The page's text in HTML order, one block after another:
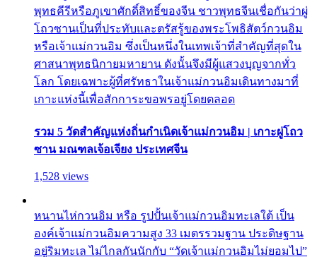
พุทธคีรีหรือภูเขาศักดิ์สิทธิ์ของจีน ชาวพุทธจีนเชื่อกันว่าผู่
โถวซานเป็นที่ประทับและตรัสรู้ของพระโพธิสัตว์กวนอิม
หรือเจ้าแม่กวนอิม ซึ่งเป็นหนึ่งในเทพเจ้าที่สำคัญที่สุดใน
ศาสนาพุทธนิกายมหายาน ดังนั้นจึงมีผู้แสวงบุญจากทั่ว
โลก โดยเฉพาะผู้ที่ศรัทธาในเจ้าแม่กวนอิมเดินทางมาที่
เกาะแห่งนี้เพื่อสักการะขอพรอยู่โดยตลอด
รวม 5 วัดสำคัญแห่งถิ่นกำเนิดเจ้าแม่กวนอิม | เกาะผู่โถว
ซาน มณฑลเจ้อเจียง ประเทศจีน
1,528 views
หนานไห่กวนอิม หรือ รูปปั้นเจ้าแม่กวนอิมทะเลใต้ เป็น
องค์เจ้าแม่กวนอิมความสูง 33 เมตรรวมฐาน ประดิษฐาน
อยู่ริมทะเล ไม่ไกลกันนักกับ “วัดเจ้าแม่กวนอิมไม่ยอมไป”